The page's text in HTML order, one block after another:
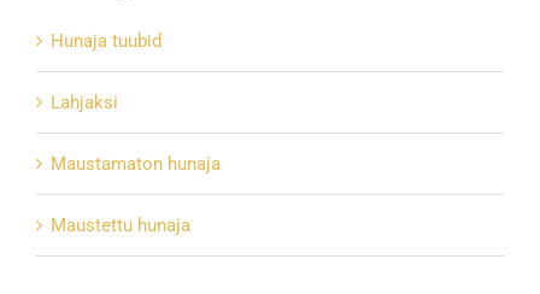
Hunaja tuubid
Lahjaksi
Maustamaton hunaja
Maustettu hunaja